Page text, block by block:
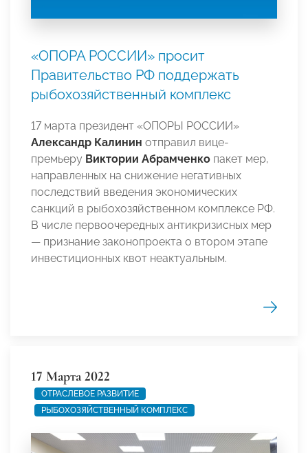
«ОПОРА РОССИИ» просит
Правительство РФ поддержать
рыбохозяйственный комплекс
17 марта президент «ОПОРЫ РОССИИ»
Александр Калинин отправил вице-
премьеру Виктории Абрамченко пакет мер,
направленных на снижение негативных
последствий введения экономических
санкций в рыбохозяйственном комплексе РФ.
В числе первоочередных антикризисных мер
— признание законопроекта о втором этапе
инвестиционных квот неактуальным.
17 Марта 2022
ОТРАСЛЕВОЕ РАЗВИТИЕ
РЫБОХОЗЯЙСТВЕННЫЙ КОМПЛЕКС